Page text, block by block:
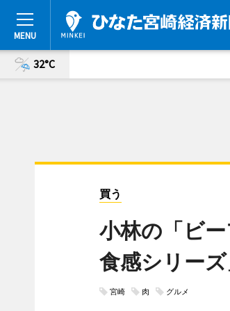
32°C
買う
小林の「ビ
食感シリーズ
宮崎 肉 グルメ